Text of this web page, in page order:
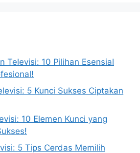
Televisi: 10 Pilihan Esensial
5 Kunci Sukses Ciptakan
10 Elemen Kunci yang
5 Tips Cerdas Memilih